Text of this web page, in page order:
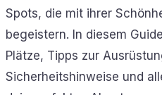
Spots, die mit ihrer
begeistern. In diesem
Plätze, Tipps zur
Sicherheitshinweise und